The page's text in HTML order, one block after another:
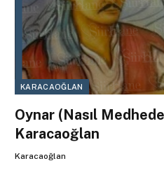
KARACAOĞLAN
Oynar (Nasıl
Karacaoğlan
Karacaoğlan